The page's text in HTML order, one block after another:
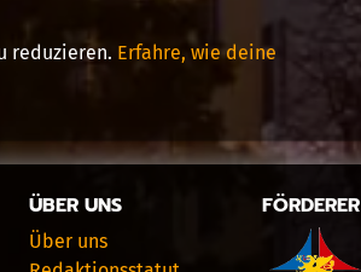
reduzieren. Erfahre, wie deine
ÜBER UNS
Über uns
FÖRDERER